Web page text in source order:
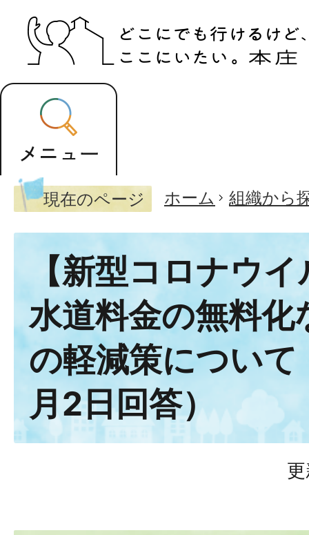
現在のページ ホーム 組織から
【新型コロナウ
⽔道料⾦の無料化
の軽減策につい
⽉2⽇回答）